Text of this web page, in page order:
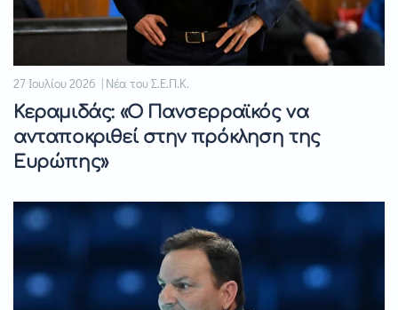
27 Ιουλίου 2026 | Νέα του Σ.Ε.Π.Κ.
Κεραμιδάς: «Ο Πανσερραϊκός να
ανταποκριθεί στην πρόκληση της
Ευρώπης»